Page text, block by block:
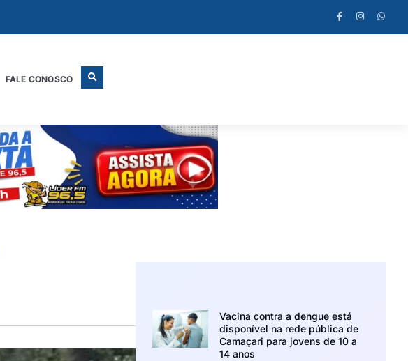
FALE CONOSCO
Vacina contra a dengue está
disponível na rede pública de
Camaçari para jovens de 10 a
14 anos